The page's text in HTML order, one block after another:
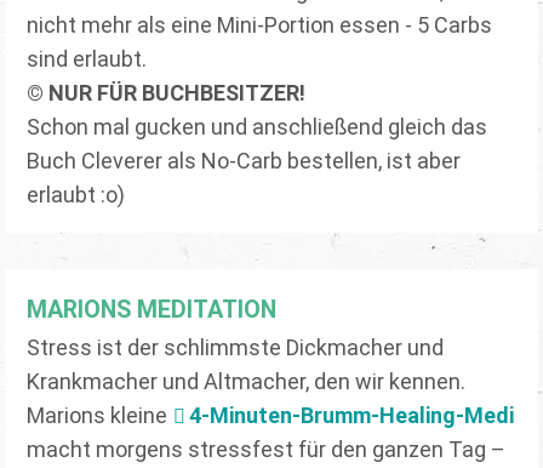
nicht mehr als eine Mini-Portion essen - 5 Carbs
sind erlaubt.
© NUR FÜR BUCHBESITZER!
Schon mal gucken und anschließend gleich das
Buch Cleverer als No-Carb bestellen, ist aber
erlaubt :o)
MARIONS MEDITATION
Stress ist der schlimmste Dickmacher und
Krankmacher und Altmacher, den wir kennen.
Marions kleine
4-Minuten-Brumm-Healing-Medi
macht morgens stressfest für den ganzen Tag –